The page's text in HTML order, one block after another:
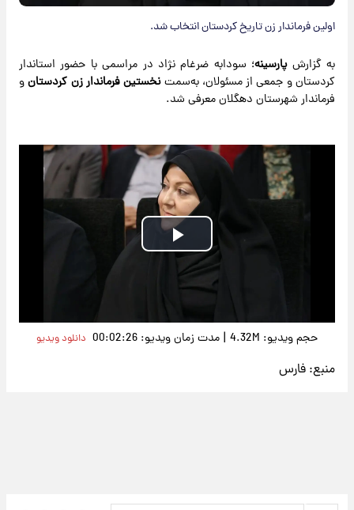
اولین فرماندار زن تاریخ کردستان انتخاب شد.
به گزارشپارسینه؛ سودابه ضرغام نژاد در مراسمی با حضور استاندار
کردستان و جمعی از مسئولان، به‌سمتنخستین فرماندار زن کردستانو
فرماندار شهرستان دهگلان معرفی شد.
Play
Video
حجم ویدیو: 4.32M | مدت زمان ویدیو: 00:02:26 دانلود ویدیو
منبع:فارس